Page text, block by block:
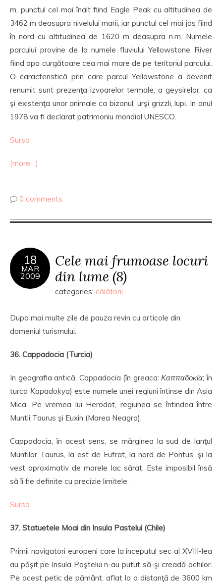
m, punctul cel mai înalt fiind Eagle Peak cu altitudinea de
3462 m deasupra nivelului marii, iar punctul cel mai jos fiind
în nord cu altitudinea de 1620 m deasupra n.m. Numele
parcului provine de la numele fluviului Yellowstone River
fiind apa curgătoare cea mai mare de pe teritoriul parcului.
O caracteristică prin care parcul Yellowstone a devenit
renumit sunt prezenţa izvoarelor termale, a geysirelor, ca
şi existenţa unor animale ca bizonul, urşi grizzli, lupi. In anul
1978 va fi declarat patrimoniu mondial UNESCO.
Sursa
(more…)
0 comments
18
MAR
2009
Cele mai frumoase locuri
din lume (8)
categories: călătorii
Dupa mai multe zile de pauza revin cu articole din
domeniul turismului.
36. Cappadocia (Turcia)
In geografia antică, Cappadocia (în greaca:Καππαδοκία; în
turca Kapadokya) este numele unei regiuni întinse din Asia
Mica. Pe vremea lui Herodot, regiunea se întindea între
Muntii Taurus şi Euxin (Marea Neagra).
Cappadocia, în acest sens, se mărginea la sud de lanţul
Muntilor Taurus, la est de Eufrat, la nord de Pontus, şi la
vest aproximativ de marele lac sărat. Este imposibil însă
să îi fie definite cu precizie limitele.
Sursa
37. Statuetele Moai din Insula Pastelui (Chile)
Primii navigatori europeni care la începutul sec al XVIII-lea
au păşit pe Insula Paştelui n-au putut să-şi creadă ochilor.
Pe acest petic de pământ, aflat la o distanţă de 3600 km